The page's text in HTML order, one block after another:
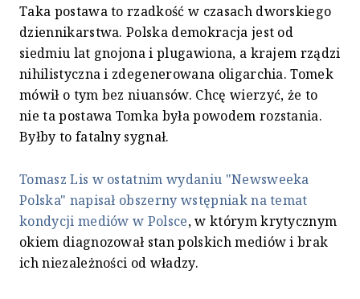
Taka postawa to rzadkość w czasach dworskiego
dziennikarstwa. Polska demokracja jest od
siedmiu lat gnojona i plugawiona, a krajem rządzi
nihilistyczna i zdegenerowana oligarchia. Tomek
mówił o tym bez niuansów. Chcę wierzyć, że to
nie ta postawa Tomka była powodem rozstania.
Byłby to fatalny sygnał.
Tomasz Lis w ostatnim wydaniu "Newsweeka
Polska" napisał obszerny wstępniak na temat
kondycji mediów w Polsce, w którym krytycznym
okiem diagnozował stan polskich mediów i brak
ich niezależności od władzy.